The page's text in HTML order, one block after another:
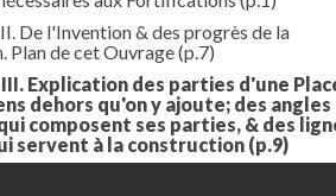
De l'Invention & des progrès de la
Plan de cet Ouvrage(p.7)
III. Explication des parties d'une
dehors qu'on y ajoute; des angles
composent ses parties, & des
servent à la construction (p.9)
des angles qui composent les parties